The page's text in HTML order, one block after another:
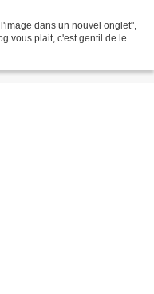
dans un nouvel onglet",
vous plait, c'est gentil de le